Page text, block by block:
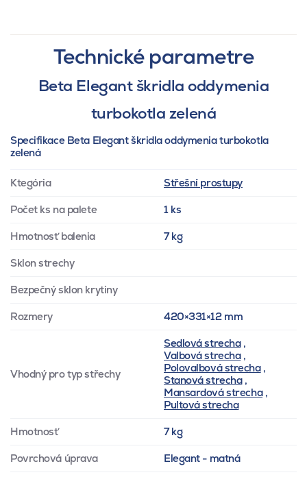
Technické parametre
Beta Elegant škridla oddymenia
turbokotla zelená
Specifikace Beta Elegant škridla oddymenia turbokotla
zelená
Ktegória Střešní prostupy
Počet ks na palete 1 ks
Hmotnosť balenia 7 kg
Sklon strechy
Bezpečný sklon krytiny
Rozmery 420×331×12 mm
Vhodný pro typ střechy
Sedlová strecha,
Valbová strecha,
Polovalbová strecha,
Stanová strecha,
Mansardová strecha,
Pultová strecha
Hmotnosť 7 kg
Povrchová úprava Elegant - matná